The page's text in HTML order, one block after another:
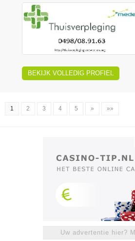
BEKIJK VOLLEDIG PROFIEL
1 2 3 4 5 » »»
Uw advertentie hier?